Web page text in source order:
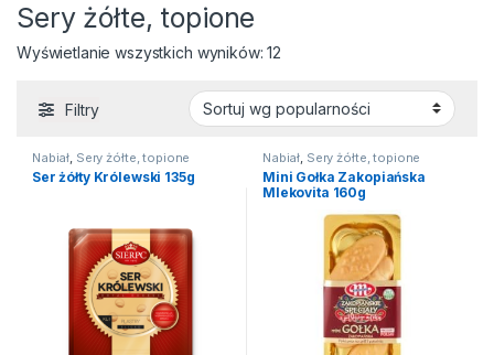
Sery żółte, topione
Wyświetlanie wszystkich wyników: 12
Filtry
Nabiał Sery żółte, topione
Ser żółty Królewski 135g
Nabiał Sery żółte, topione
Mini Gołka Zakopiańska
Mlekovita 160g